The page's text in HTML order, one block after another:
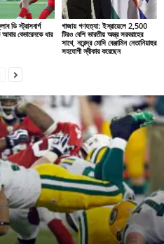
ডি স্ট্রাসবার্গ
বেভারেনকে ধার
গাজায় গণহত্যা: ইস্রায়েলে 2,500
টিরও বেশি ভারতীয় অস্ত্র সরবরাহের
সাথে, নরেন্দ্র মোদি বেঞ্জামিন নেতানিয়াহুর
সহযোগী স্বীকার করেছেন